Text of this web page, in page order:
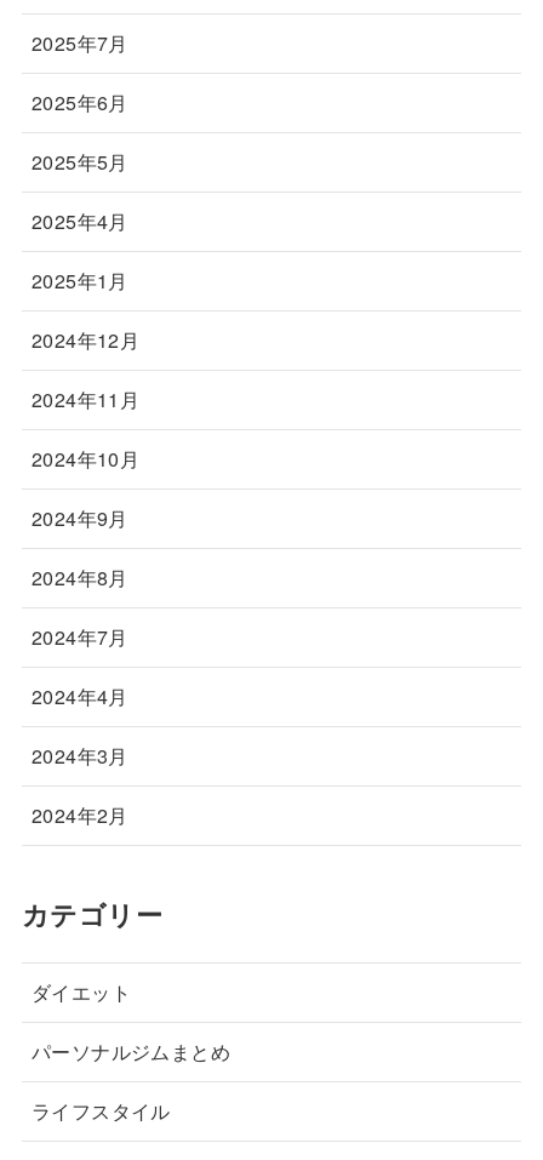
2025年7月
2025年6月
2025年5月
2025年4月
2025年1月
2024年12月
2024年11月
2024年10月
2024年9月
2024年8月
2024年7月
2024年4月
2024年3月
2024年2月
カテゴリー
ダイエット
パーソナルジムまとめ
ライフスタイル